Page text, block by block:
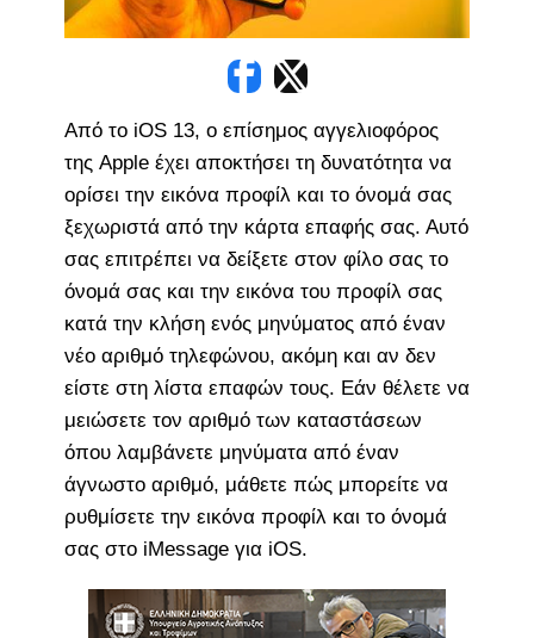
Από το iOS 13, ο επίσημος αγγελιοφόρος
της Apple έχει αποκτήσει τη δυνατότητα να
ορίσει την εικόνα προφίλ και το όνομά σας
ξεχωριστά από την κάρτα επαφής σας. Αυτό
σας επιτρέπει να δείξετε στον φίλο σας το
όνομά σας και την εικόνα του προφίλ σας
κατά την κλήση ενός μηνύματος από έναν
νέο αριθμό τηλεφώνου, ακόμη και αν δεν
είστε στη λίστα επαφών τους. Εάν θέλετε να
μειώσετε τον αριθμό των καταστάσεων
όπου λαμβάνετε μηνύματα από έναν
άγνωστο αριθμό, μάθετε πώς μπορείτε να
ρυθμίσετε την εικόνα προφίλ και το όνομά
σας στο iMessage για iOS.